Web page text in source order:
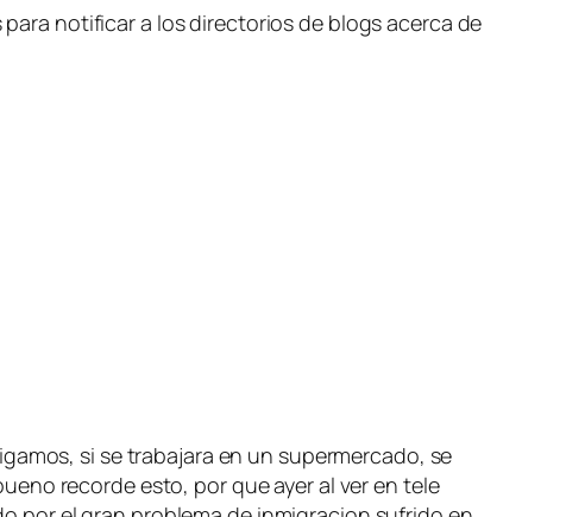
notificar a los directorios de blogs acerca de
si se trabajara en un supermercado, se
recorde esto, por que ayer al ver en tele